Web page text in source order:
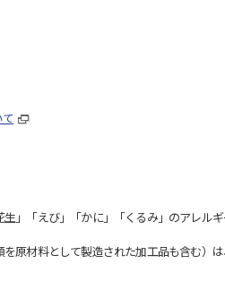
」「えび」「かに」「くるみ」のアレル
原材料として製造された加工品も含む）